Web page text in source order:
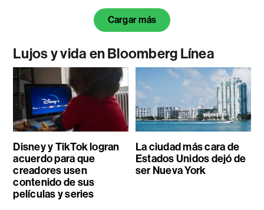
Cargar más
Lujos y vida en Bloomberg Línea
Disney y TikTok logran
acuerdo para que
creadores usen
contenido de sus
películas y series
La ciudad más cara de
Estados Unidos dejó de
ser Nueva York